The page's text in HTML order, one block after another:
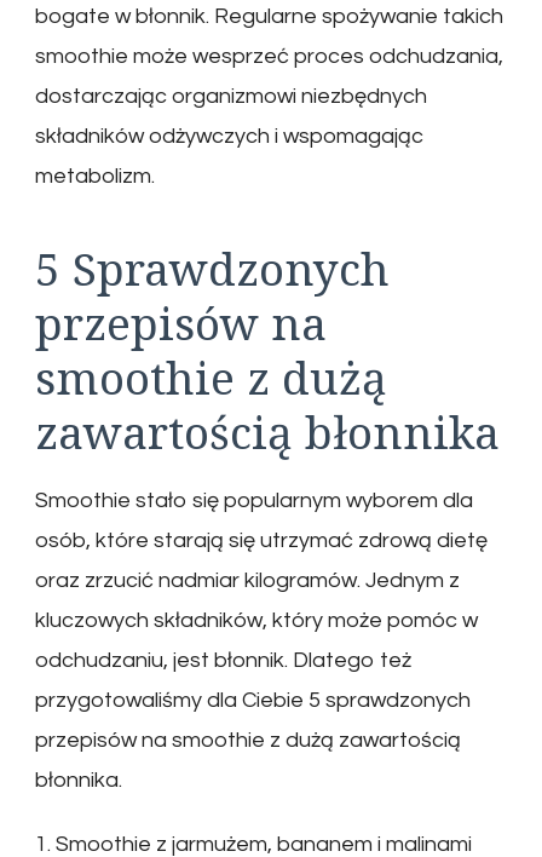
bogate w błonnik. Regularne spożywanie takich
smoothie może wesprzeć proces odchudzania,
dostarczając organizmowi niezbędnych
składników odżywczych i wspomagając
metabolizm.
5 Sprawdzonych
przepisów na
smoothie z dużą
zawartością błonnika
Smoothie stało się popularnym wyborem dla
osób, które starają się utrzymać zdrową dietę
oraz zrzucić nadmiar kilogramów. Jednym z
kluczowych składników, który może pomóc w
odchudzaniu, jest błonnik. Dlatego też
przygotowaliśmy dla Ciebie 5 sprawdzonych
przepisów na smoothie z dużą zawartością
błonnika.
1. Smoothie z jarmużem, bananem i malinami